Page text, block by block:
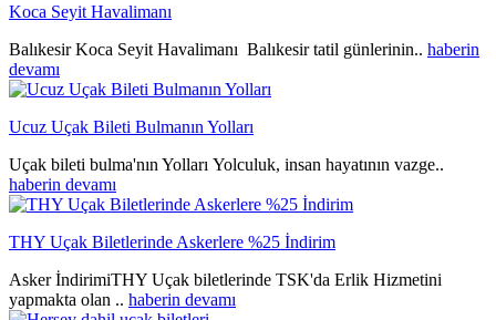
Koca Seyit Havalimanı
Balıkesir Koca Seyit Havalimanı Balıkesir tatil günlerinin.. haberin
devamı
Ucuz Uçak Bileti Bulmanın Yolları
Uçak bileti bulma'nın Yolları Yolculuk, insan hayatının vazge..
haberin devamı
THY Uçak Biletlerinde Askerlere %25 İndirim
Asker İndirimiTHY Uçak biletlerinde TSK'da Erlik Hizmetini
yapmakta olan .. haberin devamı